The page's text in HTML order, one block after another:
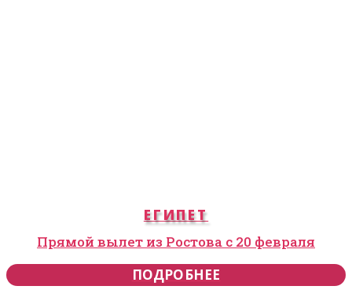
ЕГИПЕТ
Прямой вылет из Ростова с 20 февраля
ПОДРОБНЕЕ